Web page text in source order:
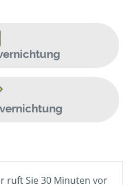
ruft Sie 30 Minuten vor